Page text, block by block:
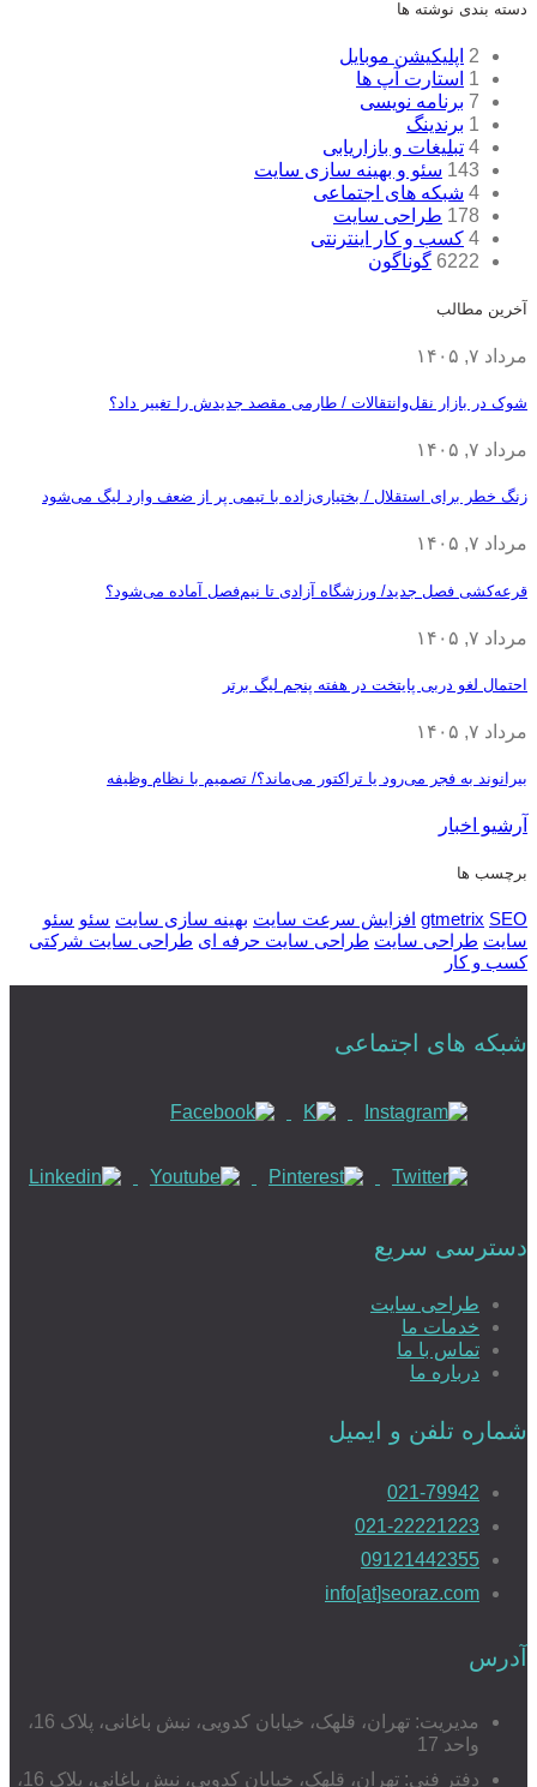
دسته بندی نوشته ها
2 اپلیکیشن موبایل
1 استارت آپ ها
7 برنامه نویسی
1 برندینگ
4 تبلیغات و بازاریابی
143 سئو و بهینه سازی سایت
4 شبکه های اجتماعی
178 طراحی سایت
4 کسب و کار اینترنتی
6222 گوناگون
آخرین مطالب
مرداد ۷, ۱۴۰۵
شوک در بازار نقل‌وانتقالات / طارمی مقصد جدیدش را تغییر داد؟
مرداد ۷, ۱۴۰۵
زنگ خطر برای استقلال / بختیاری‌زاده با تیمی پر از ضعف وارد لیگ می‌شود
مرداد ۷, ۱۴۰۵
قرعه‎‌کشی فصل جدید/ ورزشگاه آزادی تا نیم‌فصل آماده می‌شود؟
مرداد ۷, ۱۴۰۵
احتمال لغو دربی پایتخت در هفته پنجم لیگ برتر
مرداد ۷, ۱۴۰۵
بیرانوند به فجر می‌رود یا تراکتور می‌ماند؟/ تصمیم با نظام وظیفه
آرشیو اخبار
برچسب ها
gtmetrix SEO افزایش سرعت سایت بهینه سازی سایت سئو سئو
سایت طراحی سایت طراحی سایت حرفه ای طراحی سایت شرکتی
کسب و کار
شبکه های اجتماعی
دسترسی سریع
طراحی سایت
خدمات ما
تماس با ما
درباره ما
شماره تلفن و ایمیل
021-79942
021-22221223
09121442355
info[at]seoraz.com
آدرس
مدیریت: تهران، قلهک، خیابان کدویی، نبش باغانی، پلاک 16،
واحد 17
دفتر فنی: تهران، قلهک، خیابان کدویی، نبش باغانی، پلاک 16،